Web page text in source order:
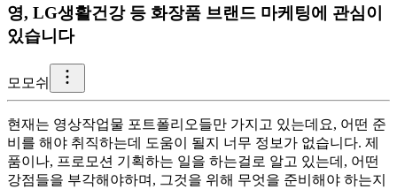
영, LG생활건강 등 화장품 브랜드 마케팅에 관심이
있습니다
모모쉬
현재는 영상작업물 포트폴리오들만 가지고 있는데요, 어떤 준
비를 해야 취직하는데 도움이 될지 너무 정보가 없습니다. 제
품이나, 프로모션 기획하는 일을 하는걸로 알고 있는데, 어떤
강점들을 부각해야하며, 그것을 위해 무엇을 준비해야 하는지